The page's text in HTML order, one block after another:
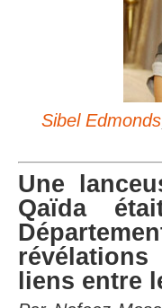
Sibel Edmonds
Une
Qaïda
liens entre